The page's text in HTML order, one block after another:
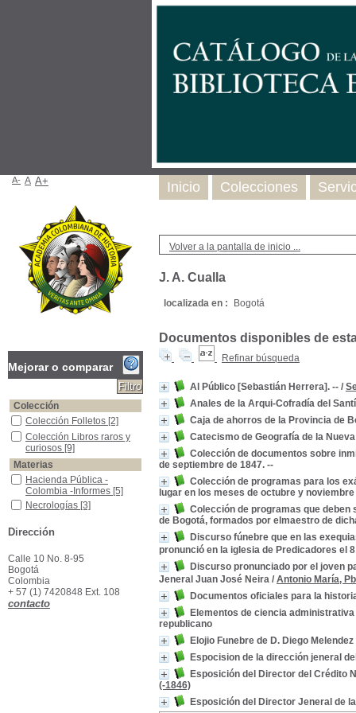
Volver a la pantalla de inicio ...
J. A. Cualla
localizada en : Bogotá
Documentos disponibles de
Refinar búsqueda
Al Público [Sebastián Herrera]. -- /
Anales de la Arqui-Cofradía del
Caja de ahorros de la Provincia de
Catecismo de Geografía de la
Colección de documentos sobre
de septiembre de 1847. --
Colección de programas para los
lugar en los meses de octubre y noviembre
Colección de programas que
de Bogotá, formados por elmaestro de
Discurso fúnebre que en las
pronunció en la iglesia de Predicadores el
Discurso pronunciado por el joven
Jeneral Juan José Neira / Antonio María,
Documentos oficiales para la
Elementos de ciencia
republicano
Elojio Funebre de D. Diego
Espocision de la dirección jeneral
Esposición del Director del Crédito
(-1846)
Esposición del Director Jeneral de
Inicio Colecciones
A- A A+
Mejorar o comparar
Colección
Colección Folletos
Colección Folletos [2]
Colección Libros raros y curiosos
Colección Libros raros y
curiosos [9]
Materias
Hacienda Pública -Colombia -Informes
Hacienda Pública -
Colombia -Informes [5]
Necrologías
Necrologías [3]
Rentas Nacionales -Contabilidad -Colombia
Contabilidad -Colombia
Colombia -Administración Pública -Informes
Colombia -Administración
Pública -Informes
Colombia -Leyes, Decretos, Etc.
Colombia -Leyes,
Decretos, Etc.[2]
Colombia -Política y Gobierno -Informes
Colombia -Política y
Deuda Pública -Colombia -Informes
Memorias - Colombia - Ministerio de Hacienda,1844
Dirección
Calle 10 No. 8-95
Bogotá
Colombia
+ 57 (1) 7420848 Ext. 108
contacto